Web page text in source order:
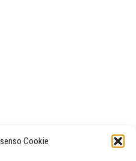
Cookie
(orario apertura Galleria)